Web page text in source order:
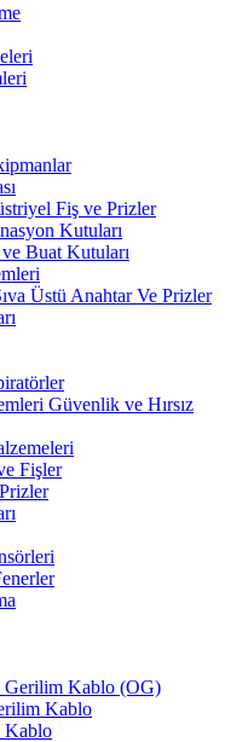
Fiş ve Prizler
Kutuları
Buat Kutuları
Üstü Anahtar Ve Prizler
Güvenlik ve Hırsız
Fişler
Gerilim Kablo (OG)
Kablo
Kablo